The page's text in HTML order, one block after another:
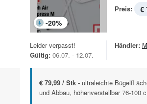
-20%
Preis: €
Leider verpasst!
Gültig: 06.07. - 12.07.
Händler:
€ 79,99 / Stk - ultraleichte Bügelfl
und Abbau, höhenverstellbar 76-100